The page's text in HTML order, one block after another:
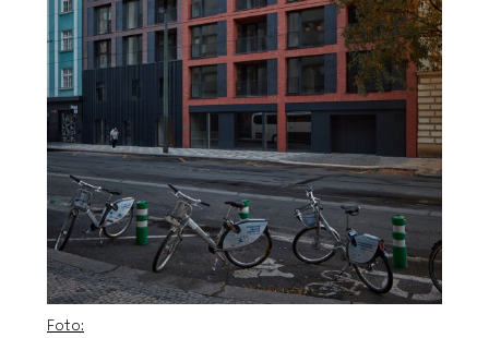
Foto: